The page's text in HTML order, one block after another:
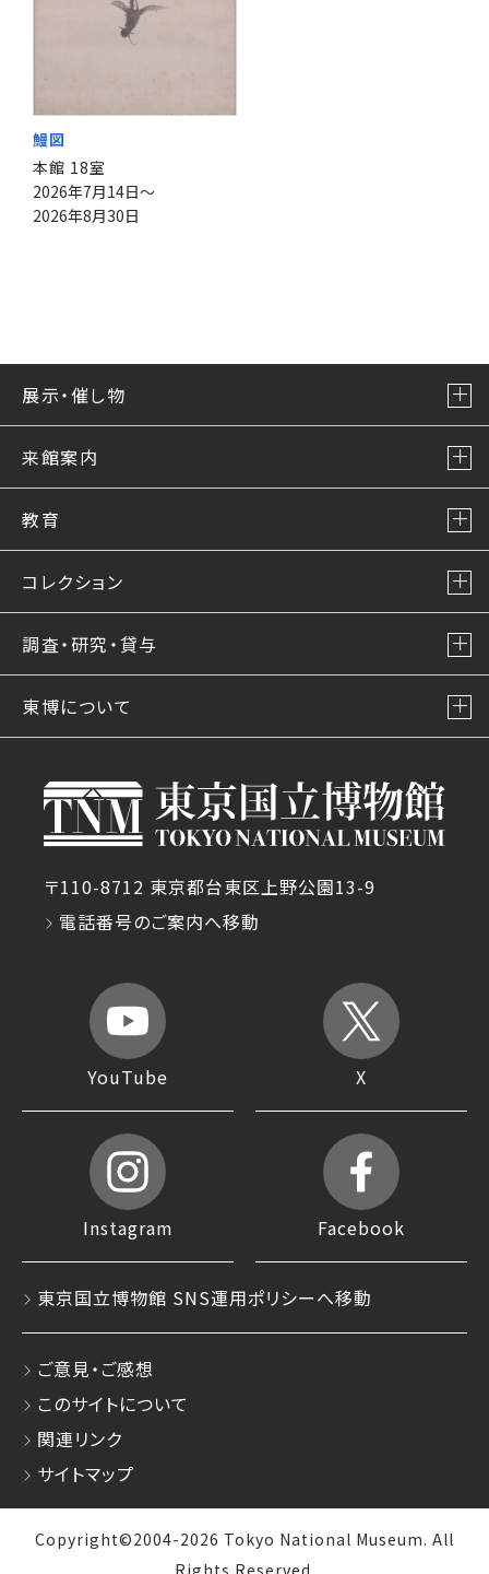
鰻図
本館 18室
2026年7月14日～
2026年8月30日
展示・催し物
来館案内
教育
コレクション
調査・研究・貸与
東博について
〒110-8712 東京都台東区上野公園13-9
電話番号のご案内へ移動
YouTube X
Instagram Facebook
東京国立博物館 SNS運用ポリシーへ移動
ご意見・ご感想
このサイトについて
関連リンク
サイトマップ
Copyright©2004-2026 Tokyo National Museum. All
Rights Reserved.